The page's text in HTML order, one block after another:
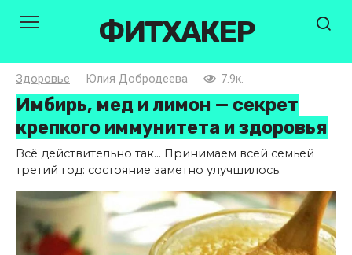
ФИТХАКЕР
Здоровье Юлия Добродеева 7.9к.
Имбирь, мед и лимон — секрет
крепкого иммунитета и здоровья
Всё действительно так… Принимаем всей семьей
третий год: состояние заметно улучшилось.